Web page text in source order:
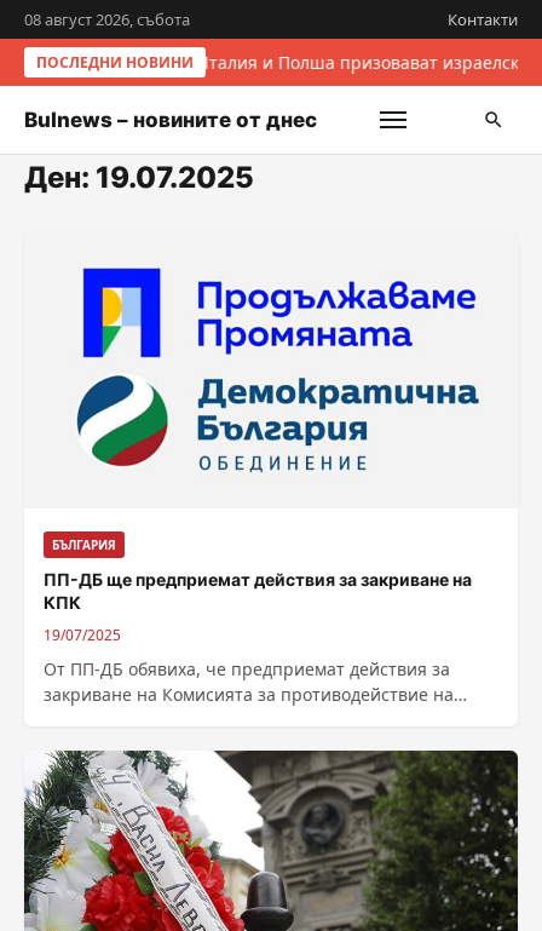
08 август 2026, събота Контакти
ПОСЛЕДНИ НОВИНИ Италия и Полша призовават
Bulnews – новините от днес
Ден: 19.07.2025
БЪЛГАРИЯ
ПП-ДБ ще предприемат действия за закриване на
КПК
19/07/2025
От ПП-ДБ обявиха, че предприемат действия за
закриване на Комисията за противодействие на
deistvia-za-zakrivane-na-komisiata-za-protivodeistvie-
na-korupciata